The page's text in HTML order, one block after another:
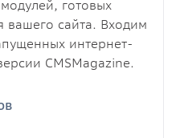
готовых
сайта. Входим
интернет-
CMSMagazine.